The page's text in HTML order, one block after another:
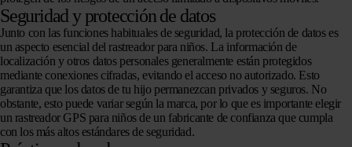
Seguridad y protección de datos
Junto con las funciones habituales de seguridad, la protección de datos es
un aspecto esencial del rastreador para niños. La información de
localización y otros datos personales generalmente están protegidos
mediante conexiones cifradas, evitando el acceso no autorizado. Esto
garantiza que los datos de tu hijo permanezcan privados y seguros. No
obstante, esto puede variar según la marca, por lo que es importante elegir
un rastreador GPS para niños de un fabricante de confianza que cumpla
con los más altos estándares de seguridad.